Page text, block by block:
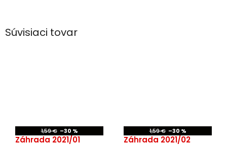
Súvisiaci tovar
1,59 € –30 %
Záhrada 2021/01
1,59 € –30 %
Záhrada 2021/02